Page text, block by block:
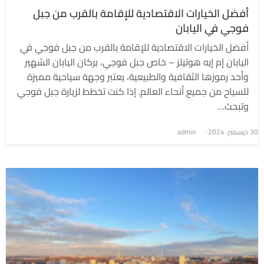
أفضل الخيارات الاقتصادية للإقامة بالقرب من جبل
فوجي في اليابان
أفضل الخيارات الاقتصادية للإقامة بالقرب من جبل فوجي في
اليابان إم إيه هوتيلز – خاص جبل فوجي، بركان اليابان الشهير
وأحد رموزها الثقافية والطبيعية، يعتبر وجهة سياحية مميزة
للسياح من جميع أنحاء العالم. إذا كنت تخطط لزيارة جبل فوجي
وتبحث…
نُشر
30 ديسمبر، 2024 admin